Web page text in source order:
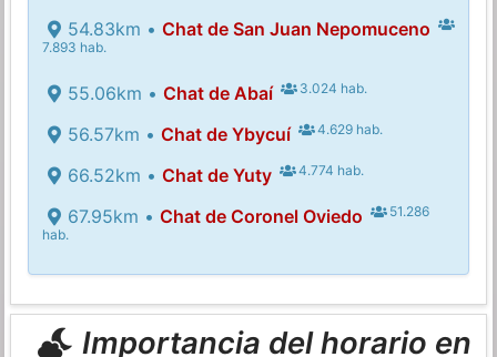
54.83km • Chat de San Juan Nepomuceno
7.893 hab.
55.06km • Chat de Abaí 3.024 hab.
56.57km • Chat de Ybycuí 4.629 hab.
66.52km • Chat de Yuty 4.774 hab.
67.95km • Chat de Coronel Oviedo
51.286
hab.
Importancia del horario en